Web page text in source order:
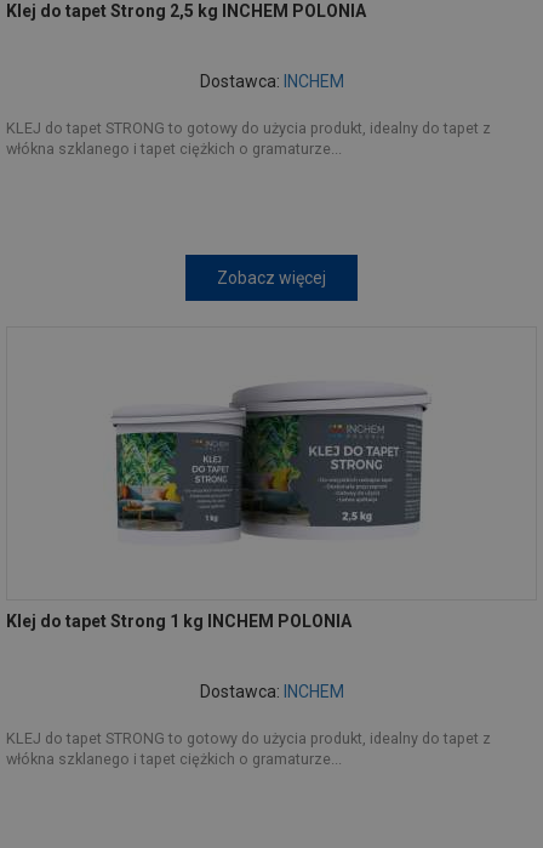
Klej do tapet Strong 2,5 kg INCHEM POLONIA
Dostawca: INCHEM
KLEJ do tapet STRONG to gotowy do użycia produkt, idealny do tapet z
włókna szklanego i tapet ciężkich o gramaturze...
Zobacz więcej
Klej do tapet Strong 1 kg INCHEM POLONIA
Dostawca: INCHEM
KLEJ do tapet STRONG to gotowy do użycia produkt, idealny do tapet z
włókna szklanego i tapet ciężkich o gramaturze...